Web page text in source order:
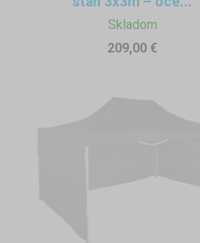
si žiadne špeciálne podmienky.
Skladom
209,00 €